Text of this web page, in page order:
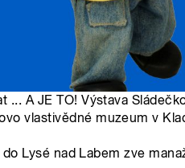
... A JE TO! Výstava
vlastivědné muzeum v
Lysé nad Labem zve